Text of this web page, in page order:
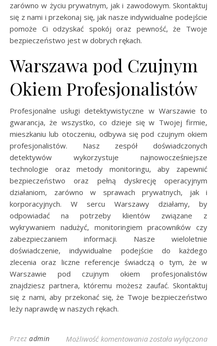
zarówno w życiu prywatnym, jak i zawodowym. Skontaktuj
się z nami i przekonaj się, jak nasze indywidualne podejście
pomoże Ci odzyskać spokój oraz pewność, że Twoje
bezpieczeństwo jest w dobrych rękach.
Warszawa pod Czujnym
Okiem Profesjonalistów
Profesjonalne usługi detektywistyczne w Warszawie to
gwarancja, że wszystko, co dzieje się w Twojej firmie,
mieszkaniu lub otoczeniu, odbywa się pod czujnym okiem
profesjonalistów. Nasz zespół doświadczonych
detektywów wykorzystuje najnowocześniejsze
technologie oraz metody monitoringu, aby zapewnić
bezpieczeństwo oraz pełną dyskrecję operacyjnym
działaniom, zarówno w sprawach prywatnych, jak i
korporacyjnych. W sercu Warszawy działamy, by
odpowiadać na potrzeby klientów związane z
wykrywaniem nadużyć, monitoringiem pracowników czy
zabezpieczaniem informacji. Nasze wieloletnie
doświadczenie, indywidualne podejście do każdego
zlecenia oraz liczne referencje świadczą o tym, że w
Warszawie pod czujnym okiem profesjonalistów
znajdziesz partnera, któremu możesz zaufać. Skontaktuj
się z nami, aby przekonać się, że Twoje bezpieczeństwo
leży naprawdę w naszych rękach.
Przez admin Możliwość komentowania Profesjonalne
została wyłączona